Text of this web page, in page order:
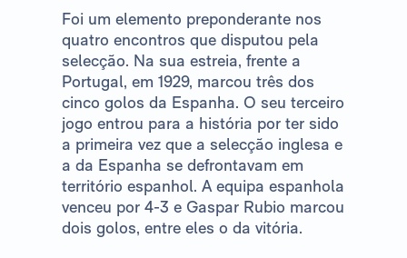
Foi um elemento preponderante nos
quatro encontros que disputou pela
selecção. Na sua estreia, frente a
Portugal, em 1929, marcou três dos
cinco golos da Espanha. O seu terceiro
jogo entrou para a história por ter sido
a primeira vez que a selecção inglesa e
a da Espanha se defrontavam em
território espanhol. A equipa espanhola
venceu por 4-3 e Gaspar Rubio marcou
dois golos, entre eles o da vitória.